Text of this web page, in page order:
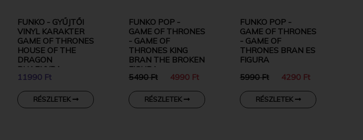
FUNKO - GYŰJTŐI
VINYL KARAKTER
GAME OF THRONES
HOUSE OF THE
DRAGON
RHAENYRA
TARGARYEN
GYŰJTŐI VINYL
KARAKTER
11990 Ft
RÉSZLETEK
FUNKO POP -
GAME OF THRONES
- GAME OF
THRONES KING
BRAN THE BROKEN
FIGURA
5490 Ft
4990 Ft
RÉSZLETEK
FUNKO POP -
GAME OF THRONES
- GAME OF
THRONES BRAN ES
FIGURA
5990 Ft
4290 Ft
RÉSZLETEK